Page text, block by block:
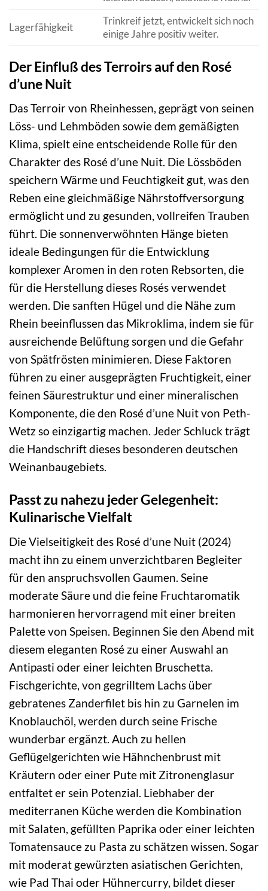
Lagerfähigkeit
Trinkreif jetzt, entwickelt sich noch
einige Jahre positiv weiter.
Der Einfluß des Terroirs auf den Rosé
d’une Nuit
Das Terroir von Rheinhessen, geprägt von seinen
Löss- und Lehmböden sowie dem gemäßigten
Klima, spielt eine entscheidende Rolle für den
Charakter des Rosé d’une Nuit. Die Lössböden
speichern Wärme und Feuchtigkeit gut, was den
Reben eine gleichmäßige Nährstoffversorgung
ermöglicht und zu gesunden, vollreifen Trauben
führt. Die sonnenverwöhnten Hänge bieten
ideale Bedingungen für die Entwicklung
komplexer Aromen in den roten Rebsorten, die
für die Herstellung dieses Rosés verwendet
werden. Die sanften Hügel und die Nähe zum
Rhein beeinflussen das Mikroklima, indem sie für
ausreichende Belüftung sorgen und die Gefahr
von Spätfrösten minimieren. Diese Faktoren
führen zu einer ausgeprägten Fruchtigkeit, einer
feinen Säurestruktur und einer mineralischen
Komponente, die den Rosé d’une Nuit von Peth-
Wetz so einzigartig machen. Jeder Schluck trägt
die Handschrift dieses besonderen deutschen
Weinanbaugebiets.
Passt zu nahezu jeder Gelegenheit:
Kulinarische Vielfalt
Die Vielseitigkeit des Rosé d’une Nuit (2024)
macht ihn zu einem unverzichtbaren Begleiter
für den anspruchsvollen Gaumen. Seine
moderate Säure und die feine Fruchtaromatik
harmonieren hervorragend mit einer breiten
Palette von Speisen. Beginnen Sie den Abend mit
diesem eleganten Rosé zu einer Auswahl an
Antipasti oder einer leichten Bruschetta.
Fischgerichte, von gegrilltem Lachs über
gebratenes Zanderfilet bis hin zu Garnelen im
Knoblauchöl, werden durch seine Frische
wunderbar ergänzt. Auch zu hellen
Geflügelgerichten wie Hähnchenbrust mit
Kräutern oder einer Pute mit Zitronenglasur
entfaltet er sein Potenzial. Liebhaber der
mediterranen Küche werden die Kombination
mit Salaten, gefüllten Paprika oder einer leichten
Tomatensauce zu Pasta zu schätzen wissen. Sogar
mit moderat gewürzten asiatischen Gerichten,
wie Pad Thai oder Hühnercurry, bildet dieser